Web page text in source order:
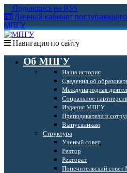
Подпишись на RSS
Личный кабинет поступающего
МПГУ
Навигация по сайту
Об МПГУ
Наша история
Сведения об
Международная
Социальное
Издания МПГУ
Преподаватели и
Выпускникам
Структура
Ученый совет
Ректор
Ректорат
Попечительский